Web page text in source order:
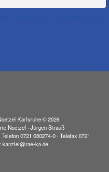
Karlsruhe © 2026
Noetzel · Jürgen Strauß
0721 680274-0 · Telefax 0721
kanzlei@rae-ka.de